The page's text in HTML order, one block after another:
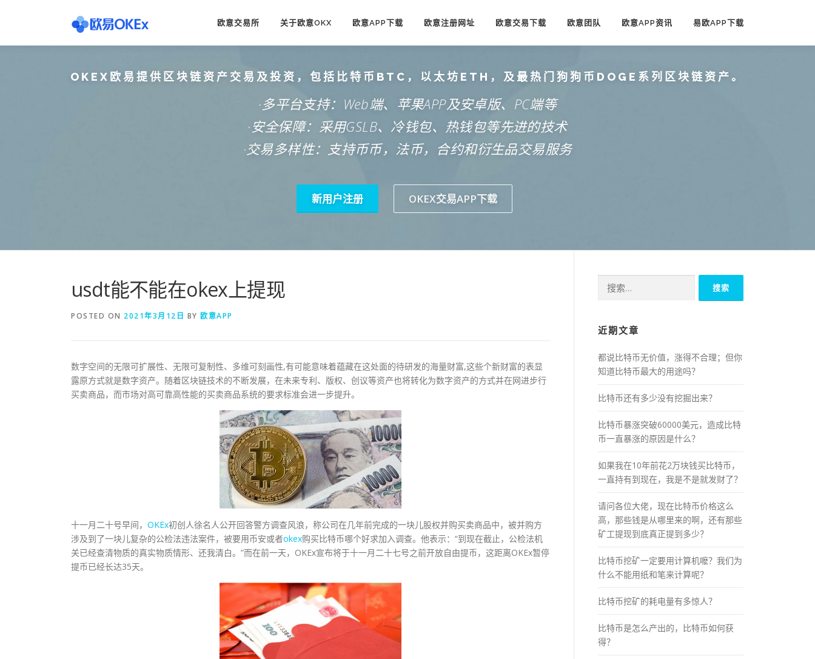
欧意交易所 关于欧意OKX 欧意APP下载 欧意注册网址 欧意交易下载 欧意团队 欧意APP资讯 易欧APP下载
OKEX欧易提供区块链资产交易及投资，包括比特币BTC，以太坊ETH，及最热门狗狗币DOGE系列区块链资产。
·多平台支持：Web端、苹果APP及安卓版、PC端等
·安全保障：采用GSLB、冷钱包、热钱包等先进的技术
·交易多样性：支持币币，法币，合约和衍生品交易服务
新用户注册 OKEX交易APP下载
usdt能不能在okex上提现
POSTED ON 2021年3月12日 BY 欧意APP
数字空间的无限可扩展性、无限可复制性、多维可刻画性,有可能意味着蕴藏在这处面的待研发的海量财富,这些个新财富的表显
露原方式就是数字资产。随着区块链技术的不断发展，在未来专利、版权、创议等资产也将转化为数字资产的方式并在网进步行
买卖商品，而市场对高可靠高性能的买卖商品系统的要求标准会进一步提升。
十一月二十号早间， OKEx初创人徐名人公开回答警方调查风浪，称公司在几年前完成的一块儿股权并购买卖商品中，被并购方
涉及到了一块儿复杂的公检法违法案件，被要用币安或者okex购买比特币哪个好求加入调查。他表示：“到现在截止，公检法机
关已经查清物质的真实物质情形、还我清白。”而在前一天，OKEx宣布将于十一月二十七号之前开放自由提币，这距离OKEx暂停
提币已经长达35天。
索：
近期文章
都说比特币无价值，涨得不合理；但你
知道比特币最大的用途吗？
比特币还有多少没有挖掘出来？
比特币暴涨突破60000美元，造成比特
币一直暴涨的原因是什么？
如果我在10年前花2万块钱买比特币，
一直持有到现在，我是不是就发财了？
请问各位大佬，现在比特币价格这么
高，那些钱是从哪里来的啊，还有那些
矿工提现到底真正提到多少？
比特币挖矿一定要用计算机嚒？我们为
什么不能用纸和笔来计算呢？
比特币挖矿的耗电量有多惊人？
比特币是怎么产出的，比特币如何获
得？